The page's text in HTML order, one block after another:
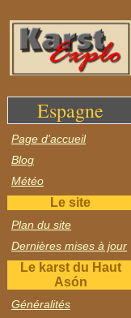
Espagne
Page d'accueil
Blog
Météo
Le site
Plan du site
Dernières mises à jour
Le karst du Haut
Asón
Généralités